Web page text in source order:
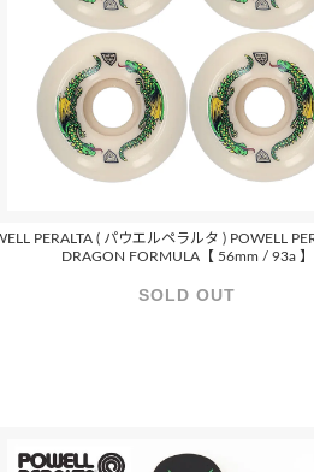
PERALTA ( パウエルペラルタ ) POWELL
DRAGON FORMULA【 56mm / 93a 】
SOLD OUT